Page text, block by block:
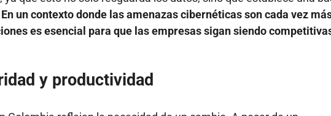
En un contexto donde las amenazas cibernéticas son cada vez
es esencial para que las empresas sigan siendo
y productividad